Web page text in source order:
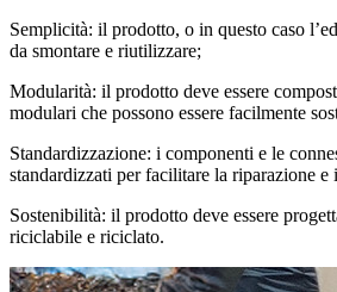
Semplicità: il prodotto, o in questo caso
da smontare e riutilizzare;
Modularità: il prodotto deve essere
modulari che possono essere facilmente
Standardizzazione: i componenti e le
standardizzati per facilitare la riparazione
Sostenibilità: il prodotto deve essere
riciclabile e riciclato.